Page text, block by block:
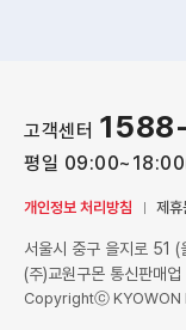
고객센터
평일
개인정보 처리방침 제휴
서울시 중구 을지로 51
(주)교원구몬 통신판매
Copyrightⓒ KYOWON